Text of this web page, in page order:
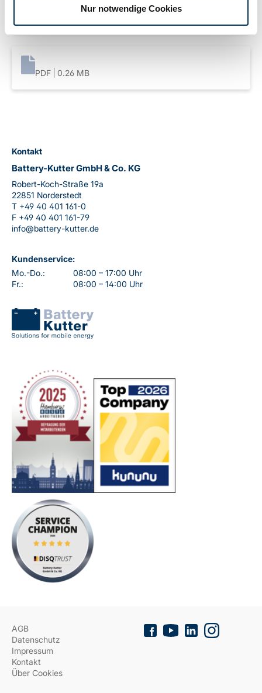
Nur notwendige Cookies
PDF 0.26 MB
Kontakt
Battery-Kutter GmbH & Co. KG
Robert-Koch-Straße 19a
22851 Norderstedt
T +49 40 401 161-0
F +49 40 401 161-79
info@battery-kutter.de
Kundenservice:
Mo.-Do.:
08:00 – 17:00 Uhr
Fr.:
08:00 – 14:00 Uhr
AGB
Datenschutz
Impressum
Kontakt
Über Cookies